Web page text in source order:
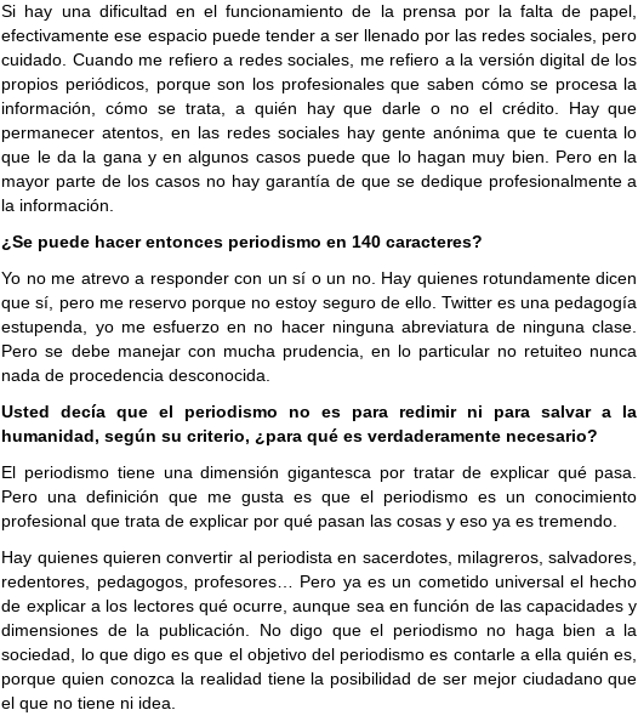
Si hay una dificultad en el funcionamiento de la prensa por la falta de papel,
efectivamente ese espacio puede tender a ser llenado por las redes sociales, pero
cuidado. Cuando me refiero a redes sociales, me refiero a la versión digital de los
propios periódicos, porque son los profesionales que saben cómo se procesa la
información, cómo se trata, a quién hay que darle o no el crédito. Hay que
permanecer atentos, en las redes sociales hay gente anónima que te cuenta lo
que le da la gana y en algunos casos puede que lo hagan muy bien. Pero en la
mayor parte de los casos no hay garantía de que se dedique profesionalmente a
la información.
¿Se puede hacer entonces periodismo en 140 caracteres?
Yo no me atrevo a responder con un sí o un no. Hay quienes rotundamente dicen
que sí, pero me reservo porque no estoy seguro de ello. Twitter es una pedagogía
estupenda, yo me esfuerzo en no hacer ninguna abreviatura de ninguna clase.
Pero se debe manejar con mucha prudencia, en lo particular no retuiteo nunca
nada de procedencia desconocida.
Usted decía que el periodismo no es para redimir ni para salvar a la
humanidad, según su criterio, ¿para qué es verdaderamente necesario?
El periodismo tiene una dimensión gigantesca por tratar de explicar qué pasa.
Pero una definición que me gusta es que el periodismo es un conocimiento
profesional que trata de explicar por qué pasan las cosas y eso ya es tremendo.
Hay quienes quieren convertir al periodista en sacerdotes, milagreros, salvadores,
redentores, pedagogos, profesores… Pero ya es un cometido universal el hecho
de explicar a los lectores qué ocurre, aunque sea en función de las capacidades y
dimensiones de la publicación. No digo que el periodismo no haga bien a la
sociedad, lo que digo es que el objetivo del periodismo es contarle a ella quién es,
porque quien conozca la realidad tiene la posibilidad de ser mejor ciudadano que
el que no tiene ni idea.